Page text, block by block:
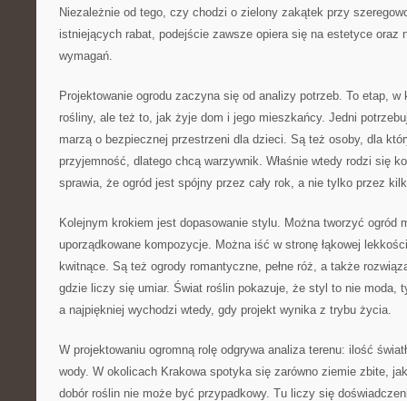
Niezależnie od tego, czy chodzi o zielony zakątek przy
istniejących rabat, podejście zawsze opiera się na estetyce oraz
wymagań.
Projektowanie ogrodu zaczyna się od analizy potrzeb. To etap,
rośliny, ale też to, jak żyje dom i jego mieszkańcy. Jedni
marzą o bezpiecznej przestrzeni dla dzieci. Są też osoby, dla
przyjemność, dlatego chcą warzywnik. Właśnie wtedy rodzi się
sprawia, że ogród jest spójny przez cały rok, a nie tylko przez
Kolejnym krokiem jest dopasowanie stylu. Można tworzyć ogród
uporządkowane kompozycje. Można iść w stronę łąkowej
kwitnące. Są też ogrody romantyczne, pełne róż, a także
gdzie liczy się umiar. Świat roślin pokazuje, że styl to nie moda,
a najpiękniej wychodzi wtedy, gdy projekt wynika z trybu życia.
W projektowaniu ogromną rolę odgrywa analiza terenu: ilość
wody. W okolicach Krakowa spotyka się zarówno ziemie zbite,
dobór roślin nie może być przypadkowy. Tu liczy się